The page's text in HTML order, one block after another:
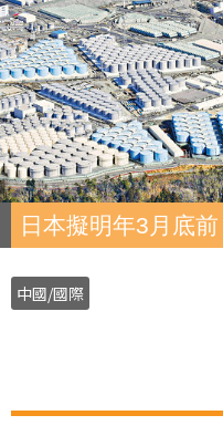
日本擬明年3月底
中國/國際